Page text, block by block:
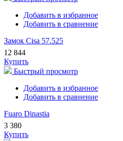
Добавить в избранное
Добавить в сравнение
Замок Cisa 57.525
12 844
Купить
Быстрый просмотр
Добавить в избранное
Добавить в сравнение
Fuaro Dinastia
3 380
Купить